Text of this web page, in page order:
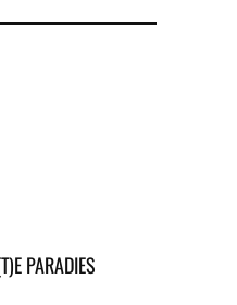
PARADIES